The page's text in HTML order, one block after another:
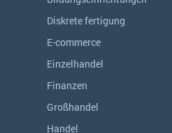
Diskrete fertigung
E-commerce
Einzelhandel
Finanzen
Großhandel
Handel